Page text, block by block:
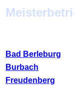
Bad Berleburg
Burbach
Freudenberg